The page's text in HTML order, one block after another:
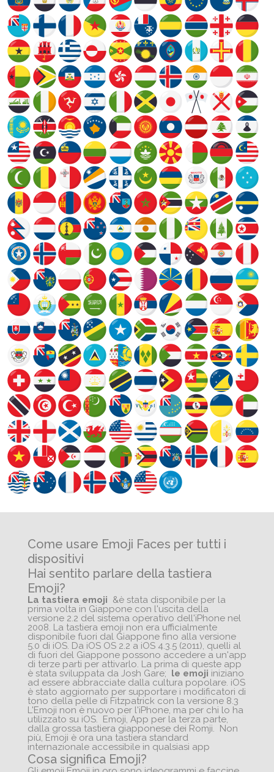
Come usare Emoji Faces per tutti i
dispositivi
Hai sentito parlare della tastiera
Emoji?
La tastiera emoji &è stata disponibile per la
prima volta in Giappone con l'uscita della
versione 2.2 del sistema operativo dell'iPhone nel
2008. La tastiera emoji non era ufficialmente
disponibile fuori dal Giappone fino alla versione
5.0 di iOS. Da iOS OS 2.2 a iOS 4.3.5 (2011), quelli al
di fuori del Giappone possono accedere a un'app
di terze parti per attivarlo. La prima di queste app
è stata sviluppata da Josh Gare; le emoji iniziano
ad essere abbracciate dalla cultura popolare. iOS
è stato aggiornato per supportare i modificatori di
tono della pelle di Fitzpatrick con la versione 8.3
L'Emoji non è nuovo per l'iPhone, ma per chi lo ha
utilizzato su iOS. Emoji, App per la terza parte,
dalla grossa tastiera giapponese dei Romji. Non
più, Emoji è ora una tastiera standard
internazionale accessibile in qualsiasi app
Cosa significa Emoji?